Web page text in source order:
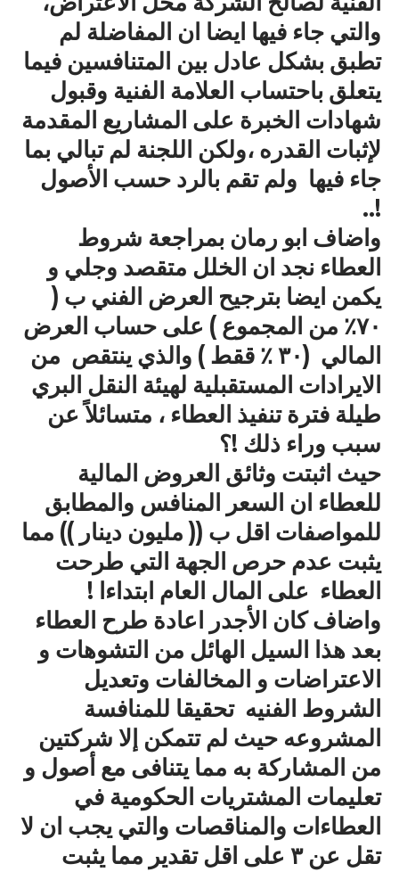
والتي جاء فيها ايضا ان المفاضلة لم
تطبق بشكل عادل بين المتنافسين فيما
يتعلق باحتساب العلامة الفنية وقبول
شهادات الخبرة على المشاريع المقدمة
لإثبات القدره ،ولكن اللجنة لم تبالي بما
جاء فيها ولم تقم بالرد حسب الأصول
!..
واضاف ابو رمان بمراجعة شروط
العطاء نجد ان الخلل متقصد وجلي و
يكمن ايضا بترجيح العرض الفني ب (
٧٠٪؜ من المجموع ) على حساب العرض
المالي (٣٠ ٪؜ ققط ) والذي ينتقص من
الايرادات المستقبلية لهيئة النقل البري
طيلة فترة تنفيذ العطاء ، متسائلاً عن
سبب وراء ذلك !؟
حيث اثبتت وثائق العروض المالية
للعطاء ان السعر المنافس والمطابق
للمواصفات اقل ب (( مليون دينار )) مما
يثبت عدم حرص الجهة التي طرحت
العطاء على المال العام ابتداءا !
واضاف كان الأجدر اعادة طرح العطاء
بعد هذا السيل الهائل من التشوهات و
الاعتراضات و المخالفات وتعديل
الشروط الفنيه تحقيقا للمنافسة
المشروعه حيث لم تتمكن إلا شركتين
من المشاركة به مما يتنافى مع أصول و
تعليمات المشتريات الحكومية في
العطاءات والمناقصات والتي يجب ان لا
تقل عن ٣ على اقل تقدير مما يثبت